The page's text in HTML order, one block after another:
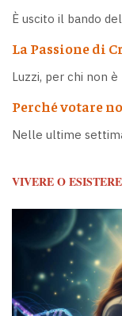
È uscito il bando
La Passione di
Luzzi, per chi non
Perché votare no
Nelle ultime
VIVERE O